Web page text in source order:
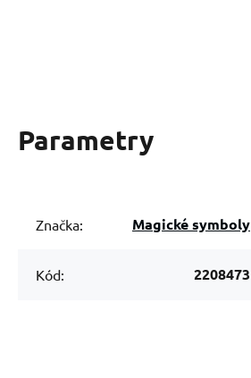
Parametry
Značka: Magické symboly
Kód: 2208473